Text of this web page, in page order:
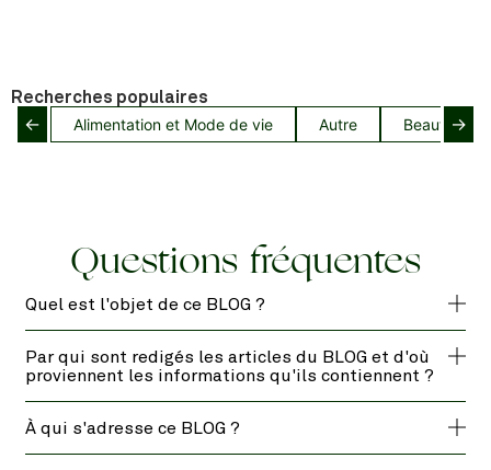
Recherches populaires
← Alimentation et Mode de vie Autre Beauté→
Questions fréquentes
Quel est l'objet de ce BLOG ?
Par qui sont redigés les articles du BLOG et d'où
proviennent les informations qu'ils contiennent ?
À qui s'adresse ce BLOG ?